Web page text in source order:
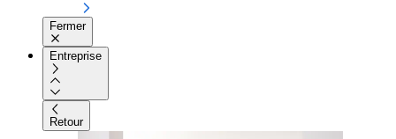
Fermer
Entreprise
Retour